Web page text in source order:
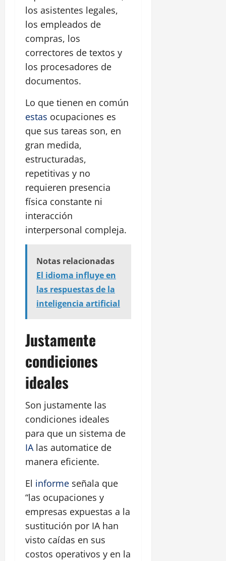
los asistentes legales,
los empleados de
compras, los
correctores de textos y
los procesadores de
documentos.
Lo que tienen en común
estas ocupaciones es
que sus tareas son, en
gran medida,
estructuradas,
repetitivas y no
requieren presencia
física constante ni
interacción
interpersonal compleja.
Notas relacionadas
El idioma influye en
las respuestas de la
inteligencia artificial
Justamente
condiciones
ideales
Son justamente las
condiciones ideales
para que un sistema de
IA las automatice de
manera eficiente.
El informe señala que
“las ocupaciones y
empresas expuestas a la
sustitución por IA han
visto caídas en sus
costos operativos y en la